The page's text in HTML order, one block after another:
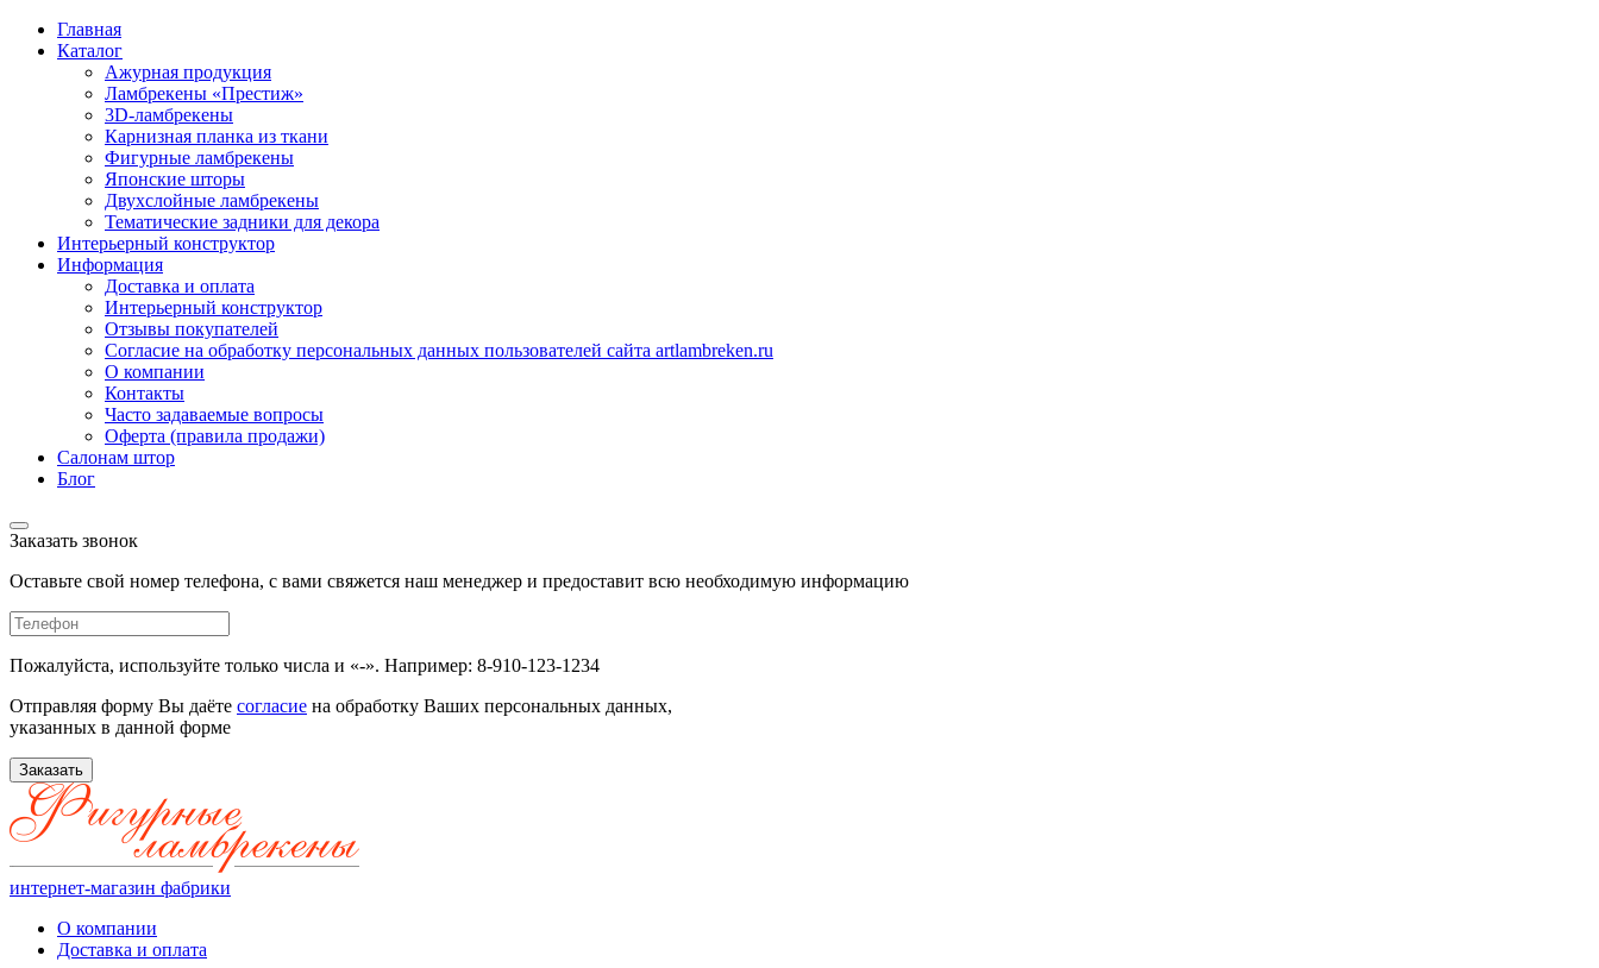
Главная
Каталог
Ажурная продукция
Ламбрекены «Престиж»
3D-ламбрекены
Карнизная планка из ткани
Фигурные ламбрекены
Японские шторы
Двухслойные ламбрекены
Тематические задники для декора
Интерьерный конструктор
Информация
Доставка и оплата
Интерьерный конструктор
Отзывы покупателей
Согласие на обработку персональных данных пользователей сайта artlambreken.ru
О компании
Контакты
Часто задаваемые вопросы
Оферта (правила продажи)
Салонам штор
Блог
Заказать звонок
Оставьте свой номер телефона, с вами свяжется наш менеджер и предоставит всю необходимую информацию
Пожалуйста, используйте только числа и «-». Например: 8-910-123-1234
Отправляя форму Вы даёте согласие на обработку Ваших персональных данных,
указанных в данной форме
Заказать
интернет-магазин фабрики
О компании
Доставка и оплата